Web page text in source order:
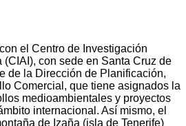
el Centro de Investigación
(CIAI), con sede en Santa Cruz de
de la Dirección de Planificación,
Comercial, que tiene asignados la
medioambientales y proyectos
internacional. Así mismo, el
de Izaña (isla de Tenerife)